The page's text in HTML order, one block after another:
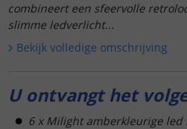
combineert een sfeervolle
slimme ledverlicht...
Bekijk volledige omschrijving
U ontvangt het
6 x Milight amberkleurige led